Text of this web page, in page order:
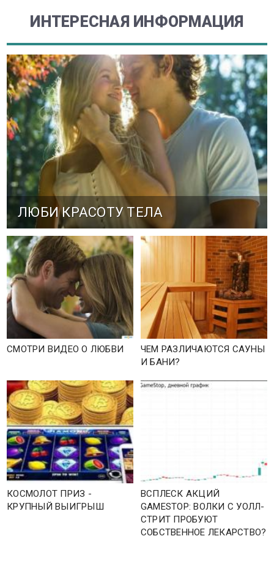
ИНТЕРЕСНАЯ ИНФОРМАЦИЯ
ЛЮБИ КРАСОТУ ТЕЛА
СМОТРИ ВИДЕО О ЛЮБВИ
ЧЕМ РАЗЛИЧАЮТСЯ САУНЫ
И БАНИ?
КОСМОЛОТ ПРИЗ -
КРУПНЫЙ ВЫИГРЫШ
ВСПЛЕСК АКЦИЙ
GAMESTOP: ВОЛКИ С УОЛЛ-
СТРИТ ПРОБУЮТ
СОБСТВЕННОЕ ЛЕКАРСТВО?